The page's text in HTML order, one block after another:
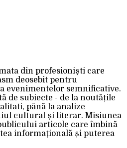
din profesioniști care
deosebit pentru
evenimentelor semnificative.
de subiecte - de la noutățile
până la analize
cultural și literar. Misiunea
articole care îmbină
informațională și puterea